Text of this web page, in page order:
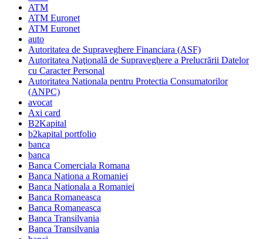
ATM
ATM Euronet
ATM Euronet
auto
Autoritatea de Supraveghere Financiara (ASF)
Autoritatea Naţională de Supraveghere a Prelucrării Datelor
cu Caracter Personal
Autoritatea Nationala pentru Protectia Consumatorilor
(ANPC)
avocat
Axi card
B2Kapital
b2kapital portfolio
banca
banca
Banca Comerciala Romana
Banca Nationa a Romaniei
Banca Nationala a Romaniei
Banca Romaneasca
Banca Romaneasca
Banca Transilvania
Banca Transilvania